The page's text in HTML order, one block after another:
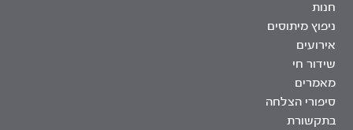
חנות
ניפוץ מיתוסים
אירועים
שידור חי
מאמרים
סיפורי הצלחה
בתקשורת